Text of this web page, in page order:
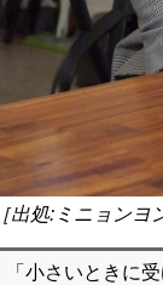
［出処:ミニョンヨ
「小さいときに